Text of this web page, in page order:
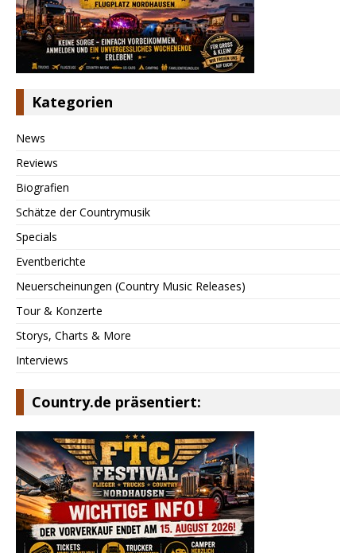
Kategorien
News
Reviews
Biografien
Schätze der Countrymusik
Specials
Eventberichte
Neuerscheinungen (Country Music Releases)
Tour & Konzerte
Storys, Charts & More
Interviews
Country.de präsentiert: